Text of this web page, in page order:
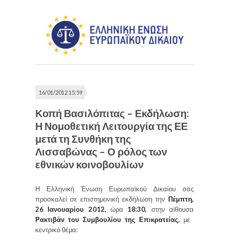
16/01/2012 15:59
Κοπή Βασιλόπιτας – Εκδήλωση:
Η Νομοθετική Λειτουργία της ΕΕ
μετά τη Συνθήκη της
Λισσαβώνας – Ο ρόλος των
εθνικών κοινοβουλίων
Η Ελληνική Ένωση Ευρωπαϊκού Δικαίου σας
προσκαλεί σε επιστημονική εκδήλωση την Πέμπτη,
26 Ιανουαρίου 2012, ώρα 18:30, στην αίθουσα
Ρακτιβάν του Συμβουλίου της Επικρατείας, με
κεντρικό θέμα: